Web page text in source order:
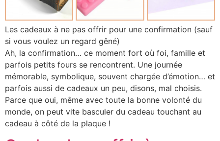
Les cadeaux à ne pas offrir pour une confirmation (sauf
si vous voulez un regard gêné)
Ah, la confirmation… ce moment fort où foi, famille et
parfois petits fours se rencontrent. Une journée
mémorable, symbolique, souvent chargée d’émotion… et
parfois aussi de cadeaux un peu, disons, mal choisis.
Parce que oui, même avec toute la bonne volonté du
monde, on peut vite basculer du cadeau touchant au
cadeau à côté de la plaque !